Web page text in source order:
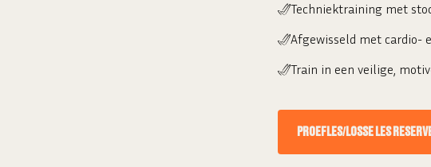
Techniektraining met
Afgewisseld met cardio-
Train in een veilige,
PROEFLES/LOSSE LES